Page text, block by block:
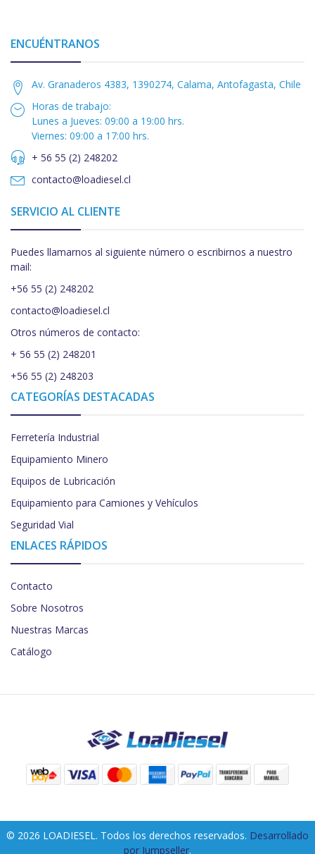
ENCUÉNTRANOS
Av. Granaderos 4383, 1390274, Calama, Antofagasta, Chile
Horas de trabajo:
Lunes a Jueves: 09:00 a 19:00 hrs.
Viernes: 09:00 a 17:00 hrs.
+ 56 55 (2) 248202
contacto@loadiesel.cl
SERVICIO AL CLIENTE
Puedes llamarnos al siguiente número o escribirnos a nuestro
mail:
+56 55 (2) 248202
contacto@loadiesel.cl
Otros números de contacto:
+ 56 55 (2) 248201
+56 55 (2) 248203
CATEGORÍAS DESTACADAS
Ferretería Industrial
Equipamiento Minero
Equipos de Lubricación
Equipamiento para Camiones y Vehículos
Seguridad Vial
ENLACES RÁPIDOS
Contacto
Sobre Nosotros
Nuestras Marcas
Catálogo
© 2026 LOADIESEL. Todos los derechos reservados. Desarrollado
por Jumpseller.